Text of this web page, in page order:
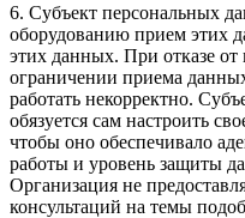
6. Субъект персональных
оборудованию прием этих
этих данных. При отказе
ограничении приема
работать некорректно.
обязуется сам настроить
чтобы оно обеспечивало
работы и уровень защиты
Организация не
консультаций на темы